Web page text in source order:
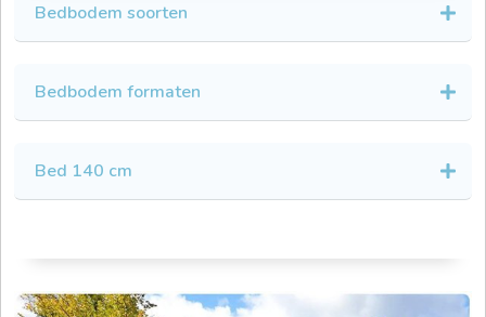
Bedbodem soorten
Bedbodem formaten
Bed 140 cm